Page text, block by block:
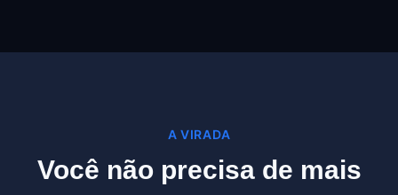
A VIRADA
Você não precisa de mais